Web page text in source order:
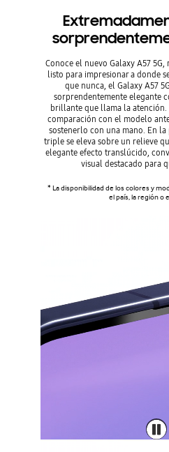
Conoce el nuevo Galaxy A57
listo para impresionar a donde
que nunca, el Galaxy A57
sorprendentemente elegante
brillante que llama la atención.
comparación con el modelo
sostenerlo con una mano. En
triple se eleva sobre un relieve
elegante efecto translúcido,
visual destacado para
* La disponibilidad de los colores y
el país, la región o